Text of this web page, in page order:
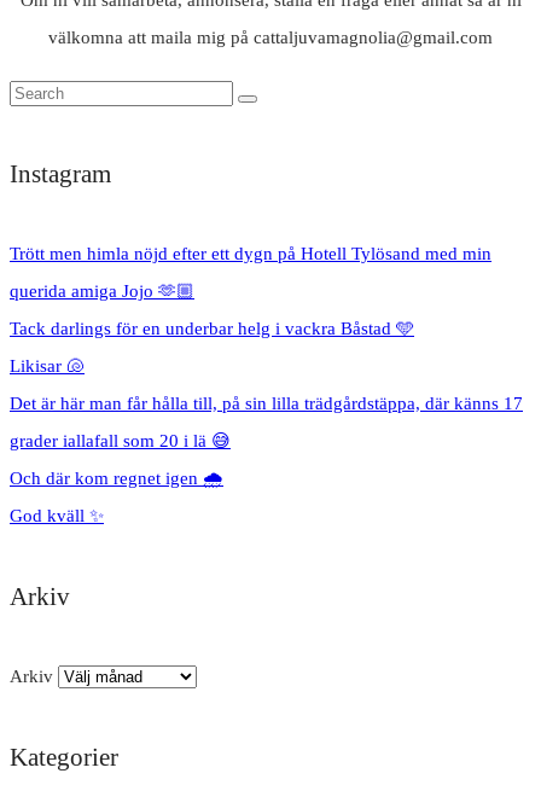
välkomna att maila mig på cattaljuvamagnolia@gmail.com
Instagram
Trött men himla nöjd efter ett dygn på Hotell Tylösand med min
querida amiga Jojo 🫶🏼
Tack darlings för en underbar helg i vackra Båstad 🩵
Likisar 🐚
Det är här man får hålla till, på sin lilla trädgårdstäppa, där känns 17
grader iallafall som 20 i lä 😅
Och där kom regnet igen 🌧️
God kväll ✨
Arkiv
Arkiv
Kategorier